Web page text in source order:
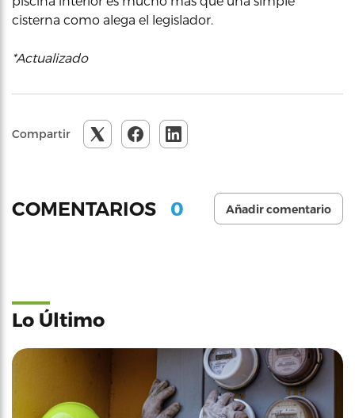
cisterna como alega el legislador.
*Actualizado
Compartir
COMENTARIOS 0 Añadir comentario
Lo Último